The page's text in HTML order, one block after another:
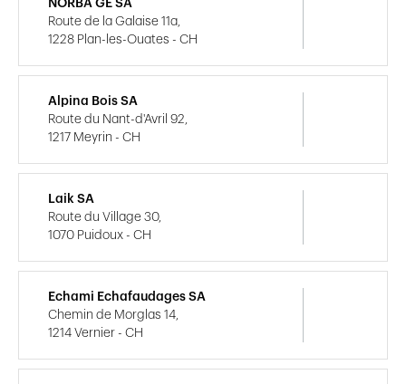
NORBA GE SA
Route de la Galaise 11a,
1228 Plan-les-Ouates - CH
Alpina Bois SA
Route du Nant-d'Avril 92,
1217 Meyrin - CH
Laik SA
Route du Village 30,
1070 Puidoux - CH
Echami Echafaudages SA
Chemin de Morglas 14,
1214 Vernier - CH